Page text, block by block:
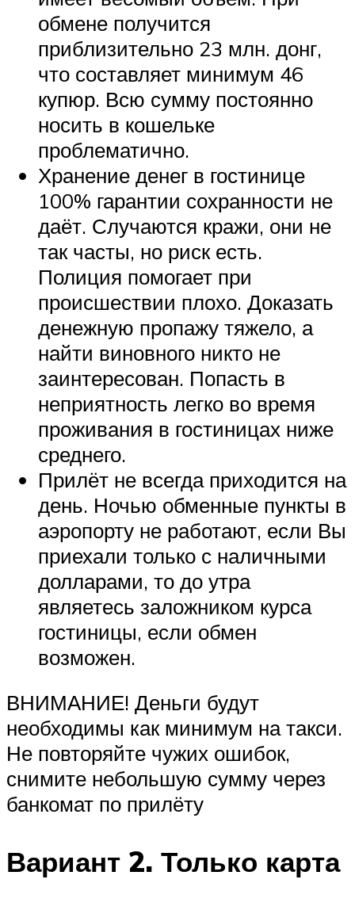
обмене получится
приблизительно 23 млн. донг,
что составляет минимум 46
купюр. Всю сумму постоянно
носить в кошельке
проблематично.
Хранение денег в гостинице
100% гарантии сохранности не
даёт. Случаются кражи, они не
так часты, но риск есть.
Полиция помогает при
происшествии плохо. Доказать
денежную пропажу тяжело, а
найти виновного никто не
заинтересован. Попасть в
неприятность легко во время
проживания в гостиницах ниже
среднего.
Прилёт не всегда приходится на
день. Ночью обменные пункты в
аэропорту не работают, если Вы
приехали только с наличными
долларами, то до утра
являетесь заложником курса
гостиницы, если обмен
возможен.
ВНИМАНИЕ! Деньги будут
необходимы как минимум на такси.
Не повторяйте чужих ошибок,
снимите небольшую сумму через
банкомат по прилёту
Вариант 2. Только карта